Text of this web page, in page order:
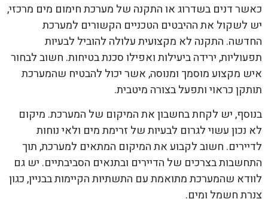
כאשר דנים בשדרוג או התקנה של מערכת חימום מים מרכזי,
יש לשקול את ההיבטים הטכניים הקשורים למערכת
החדשה. התקנה לא מקצועית עלולה להוביל לבעיות
תפעוליות, ירידה ביעילות ואפילו סכנת בטיחות. חשוב לבחור
איש מקצוע מוסמך ומנוסה, אשר יכול להבטיח שהמערכת
תותקן כראוי ותפעל בצורה מיטבית.
בנוסף, יש לקחת בחשבון את המיקום של המערכת. מיקום
לא נכון עשוי לגרום לבעיות של זרימת מים ולאי נוחות
לדיירים. חשוב לקבוע את המיקום המתאים למערכת, תוך
התחשבות בצרכים של הדיירים ובתנאים הסביבתיים. יש גם
לוודא שהמערכת מתואמת עם התשתיות הקיימות בבניין, כגון
צנרת חשמל ומים.